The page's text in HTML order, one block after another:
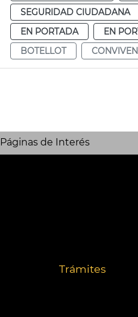
SEGURIDAD CIUDADANA
EN PORTADA
EN
BOTELLOT
Páginas de Interés
Trámites